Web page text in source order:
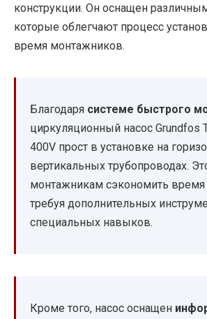
конструкции. Он оснащен
которые облегчают процесс
время монтажников.
Благодаря системе быстрого
циркуляционный насос Grundfos
400V прост в установке на
вертикальных трубопроводах.
монтажникам сэкономить время
требуя дополнительных
специальных навыков.
Кроме того, насос оснащен